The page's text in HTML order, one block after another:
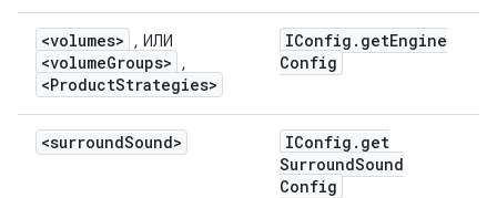
<volumes> , ИЛИ
<volumeGroups> ,
<ProductStrategies>
IConfig . getEngine
Config
<surroundSound> IConfig . get
SurroundSound
Config